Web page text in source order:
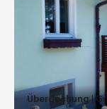
Überdachung|